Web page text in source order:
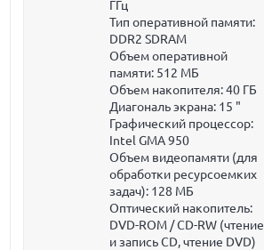
ГГц
Тип оперативной памяти:
DDR2 SDRAM
Объем оперативной
памяти: 512 МБ
Объем накопителя:40 ГБ
Диагональ экрана: 15 "
Графический процессор:
Intel GMA 950
Объем видеопамяти (для
обработки ресурсоемких
задач): 128 МБ
Оптический накопитель:
DVD-ROM / CD-RW (чтение
и запись CD, чтение DVD)